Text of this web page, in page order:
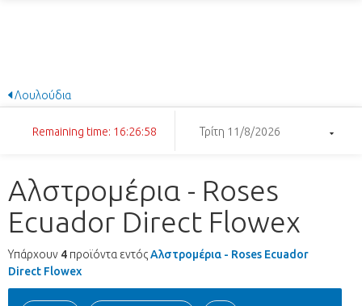
Λουλούδια
Remaining time: 16:26:58 Τρίτη 11/8/2026
Αλστρομέρια - Roses
Ecuador Direct Flowex
Υπάρχουν 4 προϊόντα εντόςΑλστρομέρια - Roses Ecuador
Direct Flowex